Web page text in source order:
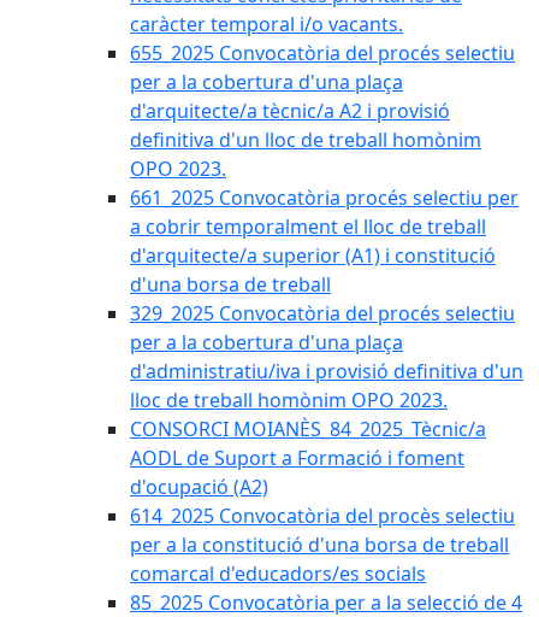
caràcter temporal i/o vacants.
655_2025 Convocatòria del procés selectiu
per a la cobertura d'una plaça
d'arquitecte/a tècnic/a A2 i provisió
definitiva d'un lloc de treball homònim
OPO 2023.
661_2025 Convocatòria procés selectiu per
a cobrir temporalment el lloc de treball
d'arquitecte/a superior (A1) i constitució
d'una borsa de treball
329_2025 Convocatòria del procés selectiu
per a la cobertura d'una plaça
d'administratiu/iva i provisió definitiva d'un
lloc de treball homònim OPO 2023.
CONSORCI MOIANÈS_84_2025_Tècnic/a
AODL de Suport a Formació i foment
d'ocupació (A2)
614_2025 Convocatòria del procès selectiu
per a la constitució d'una borsa de treball
comarcal d'educadors/es socials
85_2025 Convocatòria per a la selecció de 4